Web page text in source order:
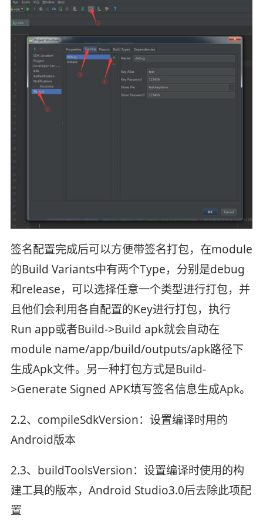
签名配置完成后可以方便带签名打包，在module
的Build Variants中有两个Type，分别是debug
和release，可以选择任意一个类型进行打包，并
且他们会利用各自配置的Key进行打包，执行
Run app或者Build->Build apk就会自动在
module name/app/build/outputs/apk路径下
生成Apk文件。另一种打包方式是Build-
>Generate Signed APK填写签名信息生成Apk。
2.2、compileSdkVersion：设置编译时用的
Android版本
2.3、buildToolsVersion：设置编译时使用的构
建工具的版本，Android Studio3.0后去除此项配
置